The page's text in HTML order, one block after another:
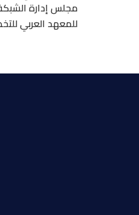
مجلس إدارة الشبكة
للمعهد العربي